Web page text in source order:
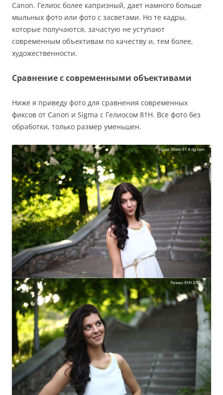
Canon. Гелиос более капризный, дает намного больше
мыльных фото или фото с засветами. Но те кадры,
которые получаются, зачастую не уступают
современным объективам по качеству и, тем более,
художественности.
Сравнение с современными объективами
Ниже я приведу фото для сравнения современных
фиксов от Canon и Sigma с Гелиосом 81Н. Все фото без
обработки, только размер уменьшен.